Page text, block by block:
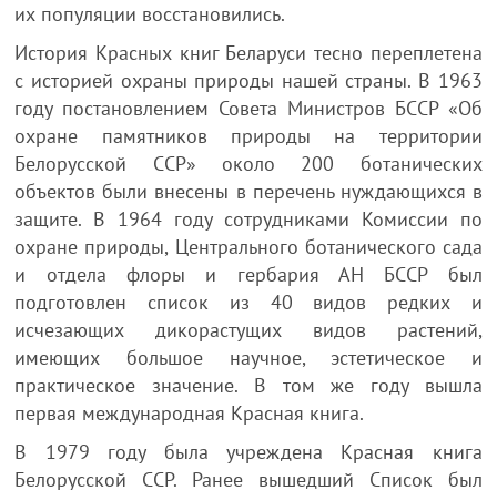
их популяции восстановились.
История Красных книг Беларуси тесно переплетена
с историей охраны природы нашей страны. В 1963
году постановлением Совета Министров БССР «Об
охране памятников природы на территории
Белорусской ССР» около 200 ботанических
объектов были внесены в перечень нуждающихся в
защите. В 1964 году сотрудниками Комиссии по
охране природы, Центрального ботанического сада
и отдела флоры и гербария АН БССР был
подготовлен список из 40 видов редких и
исчезающих дикорастущих видов растений,
имеющих большое научное, эстетическое и
практическое значение. В том же году вышла
первая международная Красная книга.
В 1979 году была учреждена Красная книга
Белорусской ССР. Ранее вышедший Список был